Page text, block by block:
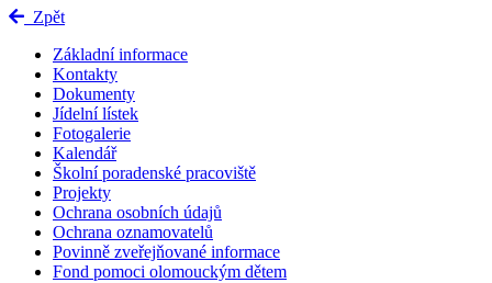
Zpět
Základní informace
Kontakty
Dokumenty
Jídelní lístek
Fotogalerie
Kalendář
Školní poradenské pracoviště
Projekty
Ochrana osobních údajů
Ochrana oznamovatelů
Povinně zveřejňované informace
Fond pomoci olomouckým dětem